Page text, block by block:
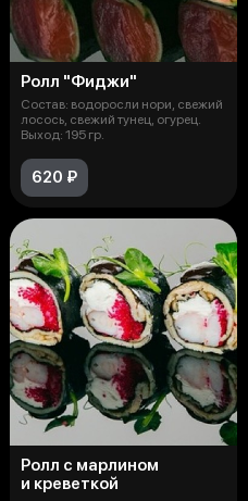
Ролл "Фиджи"
Состав: водоросли нори, свежий
лосось, свежий тунец, огурец.
Выход: 195 гр.
620 ₽
Ролл с марлином
и креветкой